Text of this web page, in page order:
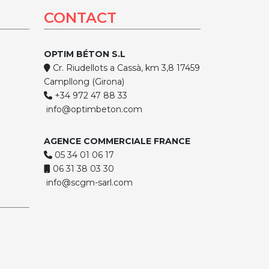
CONTACT
OPTIM BÉTON S.L
Cr. Riudellots a Cassà, km 3,8 17459
Campllong (Girona)
+34 972 47 88 33
info@optimbeton.com
AGENCE COMMERCIALE FRANCE
05 34 01 06 17
06 31 38 03 30
info@scgm-sarl.com